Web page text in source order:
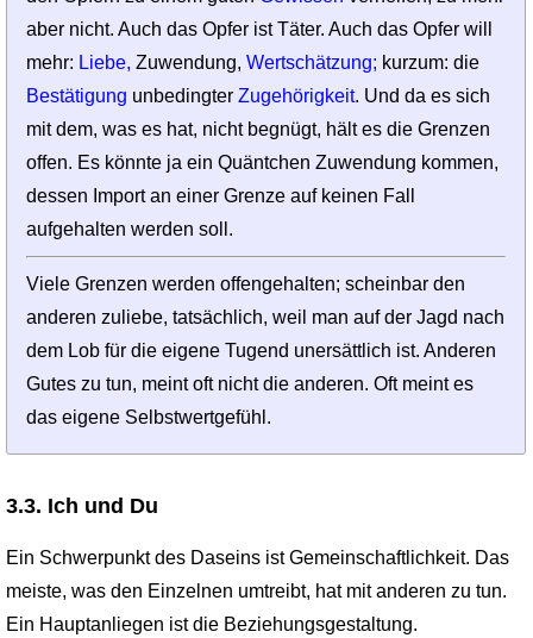
aber nicht. Auch das Opfer ist Täter. Auch das Opfer will
mehr: Liebe, Zuwendung, Wertschätzung; kurzum: die
Bestätigung unbedingter Zugehörigkeit. Und da es sich
mit dem, was es hat, nicht begnügt, hält es die Grenzen
offen. Es könnte ja ein Quäntchen Zuwendung kommen,
dessen Import an einer Grenze auf keinen Fall
aufgehalten werden soll.
Viele Grenzen werden offengehalten; scheinbar den
anderen zuliebe, tatsächlich, weil man auf der Jagd nach
dem Lob für die eigene Tugend unersättlich ist. Anderen
Gutes zu tun, meint oft nicht die anderen. Oft meint es
das eigene Selbstwertgefühl.
3.3. Ich und Du
Ein Schwerpunkt des Daseins ist Gemeinschaftlichkeit. Das
meiste, was den Einzelnen umtreibt, hat mit anderen zu tun.
Ein Hauptanliegen ist die Beziehungsgestaltung.